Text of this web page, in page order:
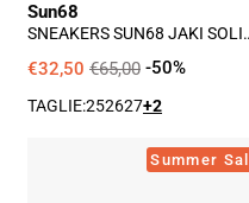
Sun68
SNEAKERS SUN68 JAKI
€32,50 €65,00 -50%
TAGLIE:252627+2
Sneakers
Summer